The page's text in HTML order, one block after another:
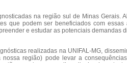
na região sul de Minas
que podem ser beneficiados com
e estudar as potenciais demandas
realizadas na UNIFAL-MG,
região) pode levar a